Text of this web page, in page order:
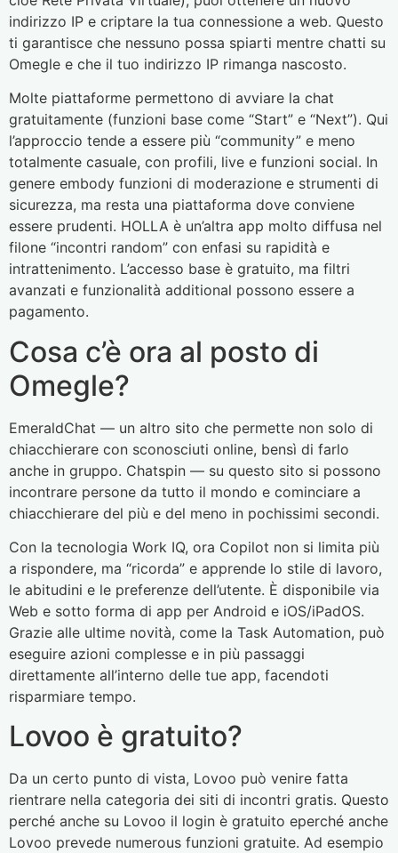
indirizzo IP e criptare la tua connessione a web. Questo
ti garantisce che nessuno possa spiarti mentre chatti su
Omegle e che il tuo indirizzo IP rimanga nascosto.
Molte piattaforme permettono di avviare la chat
gratuitamente (funzioni base come “Start” e “Next”). Qui
l’approccio tende a essere più “community” e meno
totalmente casuale, con profili, live e funzioni social. In
genere embody funzioni di moderazione e strumenti di
sicurezza, ma resta una piattaforma dove conviene
essere prudenti. HOLLA è un’altra app molto diffusa nel
filone “incontri random” con enfasi su rapidità e
intrattenimento. L’accesso base è gratuito, ma filtri
avanzati e funzionalità additional possono essere a
pagamento.
Cosa c’è ora al posto di
Omegle?
EmeraldChat — un altro sito che permette non solo di
chiacchierare con sconosciuti online, bensì di farlo
anche in gruppo. Chatspin — su questo sito si possono
incontrare persone da tutto il mondo e cominciare a
chiacchierare del più e del meno in pochissimi secondi.
Con la tecnologia Work IQ, ora Copilot non si limita più
a rispondere, ma “ricorda” e apprende lo stile di lavoro,
le abitudini e le preferenze dell’utente. È disponibile via
Web e sotto forma di app per Android e iOS/iPadOS.
Grazie alle ultime novità, come la Task Automation, può
eseguire azioni complesse e in più passaggi
direttamente all’interno delle tue app, facendoti
risparmiare tempo.
Lovoo è gratuito?
Da un certo punto di vista, Lovoo può venire fatta
rientrare nella categoria dei siti di incontri gratis. Questo
perché anche su Lovoo il login è gratuito eperché anche
Lovoo prevede numerous funzioni gratuite. Ad esempio